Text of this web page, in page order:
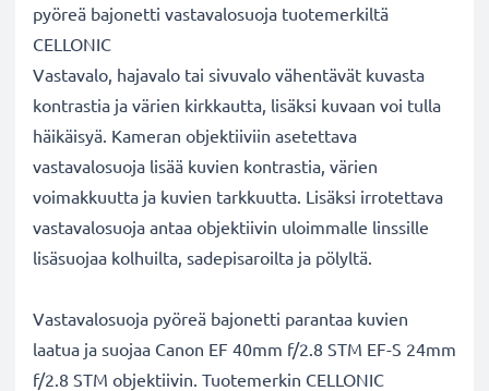
pyöreä bajonetti vastavalosuoja tuotemerkiltä
CELLONIC
Vastavalo, hajavalo tai sivuvalo vähentävät kuvasta
kontrastia ja värien kirkkautta, lisäksi kuvaan voi tulla
häikäisyä. Kameran objektiiviin asetettava
vastavalosuoja lisää kuvien kontrastia, värien
voimakkuutta ja kuvien tarkkuutta. Lisäksi irrotettava
vastavalosuoja antaa objektiivin uloimmalle linssille
lisäsuojaa kolhuilta, sadepisaroilta ja pölyltä.
Vastavalosuoja pyöreä bajonetti parantaa kuvien
laatua ja suojaa Canon EF 40mm f/2.8 STM EF-S 24mm
f/2.8 STM objektiivin. Tuotemerkin CELLONIC